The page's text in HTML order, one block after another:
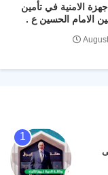
الامنية في تأمين
الامام الحسين ع .